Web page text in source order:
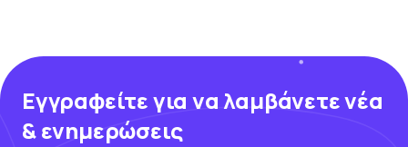
Εγγραφείτε για να λαμβάνετε νέα
& ενημερώσεις